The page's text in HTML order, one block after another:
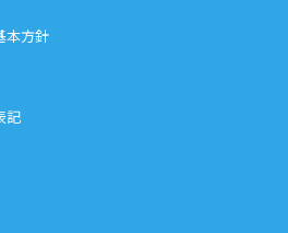
本方針
記